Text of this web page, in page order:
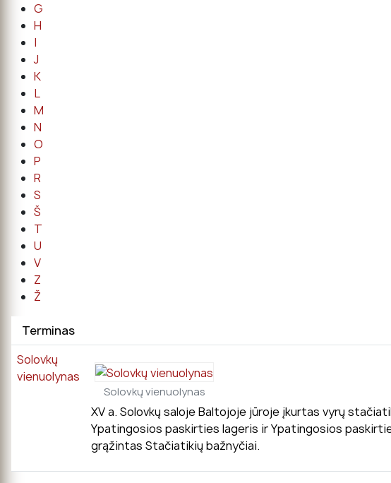
G
H
I
J
K
L
M
N
O
P
R
S
Š
T
U
V
Z
Ž
Terminas
Solovkų
vienuolynas
Solovkų vienuolynas
XV a. Solovkų saloje Baltojoje jūroje įkurtas vyrų
Ypatingosios paskirties lageris ir Ypatingosios
grąžintas Stačiatikių bažnyčiai.